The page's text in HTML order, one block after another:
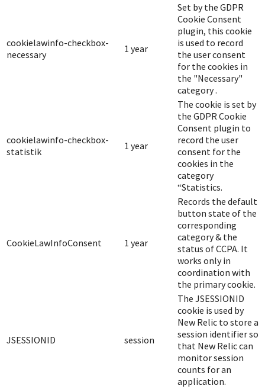
cookielawinfo-checkbox-
necessary
1 year
Set by the GDPR
Cookie Consent
plugin, this cookie
is used to record
the user consent
for the cookies in
the "Necessary"
category .
cookielawinfo-checkbox-
statistik
1 year
The cookie is set by
the GDPR Cookie
Consent plugin to
record the user
consent for the
cookies in the
category
“Statistics.
CookieLawInfoConsent 1 year
Records the default
button state of the
corresponding
category & the
status of CCPA. It
works only in
coordination with
the primary cookie.
JSESSIONID session
The JSESSIONID
cookie is used by
New Relic to store a
session identifier so
that New Relic can
monitor session
counts for an
application.